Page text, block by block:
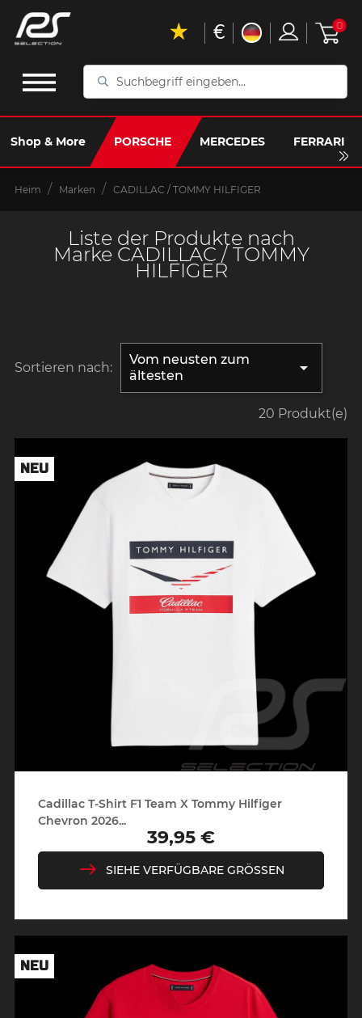
Suchbegriff
Shop & More PORSCHE MERCEDES FERRARI
€ 0
Heim Marken CADILLAC / TOMMY HILFIGER
Liste der Produkte nach
Marke CADILLAC / TOMMY
HILFIGER
Sortieren nach:
Vom neusten zum
ältesten

20 Produkt(e)
Cadillac T-Shirt F1 Team X Tommy Hilfiger
Chevron 2026...
Preis
39,95 €
SIEHE VERFÜGBARE GRÖSSEN
NEU
NEU